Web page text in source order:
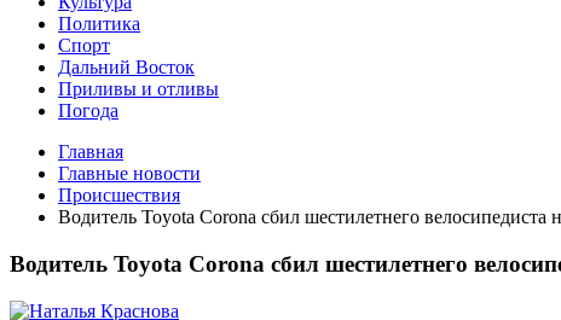
Политика
Спорт
Дальний Восток
Приливы и отливы
Погода
Главная
Главные новости
Происшествия
Водитель Toyota Corona сбил шестилетнего
Водитель Toyota Corona сбил шестилетнего